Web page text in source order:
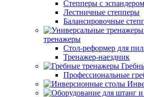
Степперы с эспандером
Лестничные степперы
Балансировочные
тренажеры
Стол-реформер для
Тренажер-наездник
Профессиональные